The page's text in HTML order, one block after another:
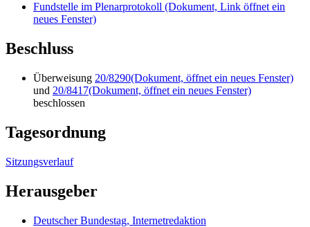
Fundstelle im Plenarprotokoll (Dokument, Link öffnet ein
neues Fenster)
Beschluss
Überweisung 20/8290(Dokument, öffnet ein neues Fenster)
und 20/8417(Dokument, öffnet ein neues Fenster)
beschlossen
Tagesordnung
Sitzungsverlauf
Herausgeber
Deutscher Bundestag, Internetredaktion